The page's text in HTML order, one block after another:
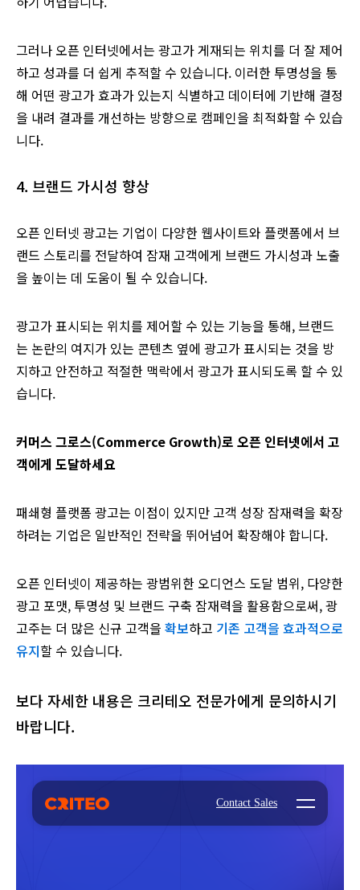
그러나 오픈 인터넷에서는 광고가 게재되는 위치를 더 잘 제어
하고 성과를 더 쉽게 추적할 수 있습니다. 이러한 투명성을 통
해 어떤 광고가 효과가 있는지 식별하고 데이터에 기반해 결정
을 내려 결과를 개선하는 방향으로 캠페인을 최적화할 수 있습
니다.
4. 브랜드 가시성 향상
오픈 인터넷 광고는 기업이 다양한 웹사이트와 플랫폼에서 브
랜드 스토리를 전달하여 잠재 고객에게 브랜드 가시성과 노출
을 높이는 데 도움이 될 수 있습니다.
광고가 표시되는 위치를 제어할 수 있는 기능을 통해, 브랜드
는 논란의 여지가 있는 콘텐츠 옆에 광고가 표시되는 것을 방
지하고 안전하고 적절한 맥락에서 광고가 표시되도록 할 수 있
습니다.
커머스 그로스(Commerce Growth)로 오픈 인터넷에서 고
객에게 도달하세요
패쇄형 플랫폼 광고는 이점이 있지만 고객 성장 잠재력을 확장
하려는 기업은 일반적인 전략을 뛰어넘어 확장해야 합니다.
오픈 인터넷이 제공하는 광범위한 오디언스 도달 범위, 다양한
광고 포맷, 투명성 및 브랜드 구축 잠재력을 활용함으로써, 광
고주는 더 많은 신규 고객을 확보하고 기존 고객을 효과적으로
유지할 수 있습니다.
보다 자세한 내용은 크리테오 전문가에게 문의하시기
바랍니다.